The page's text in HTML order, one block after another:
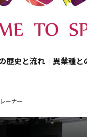
歴史と流れ｜異業種と
ーナー